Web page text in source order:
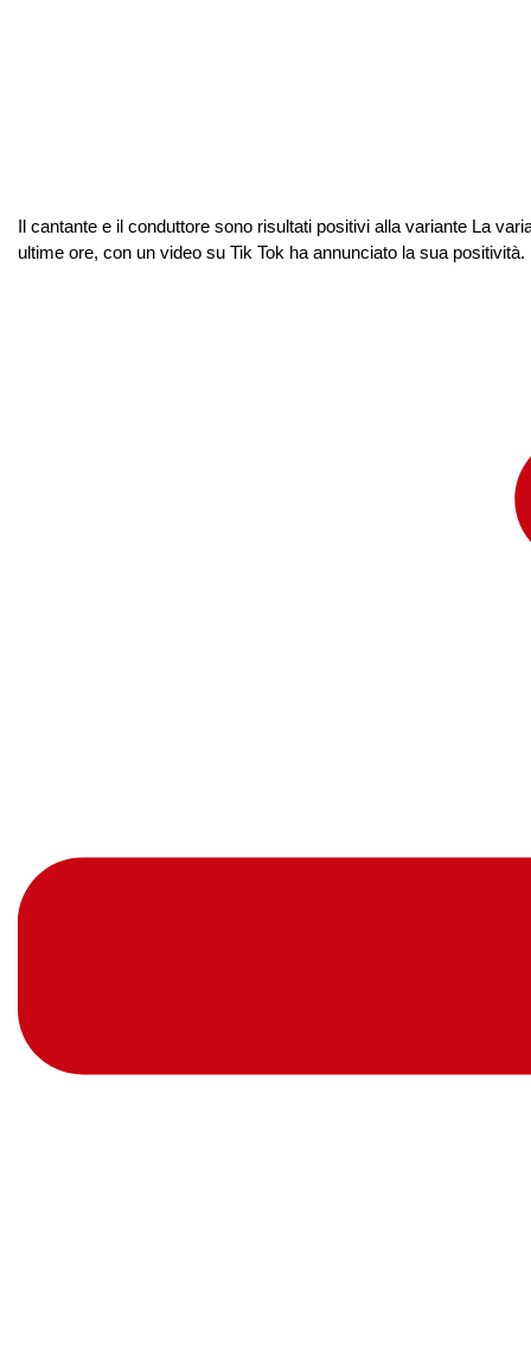
Il cantante e il conduttore sono risultati positivi alla variante La
ultime ore, con un video su Tik Tok ha annunciato la sua